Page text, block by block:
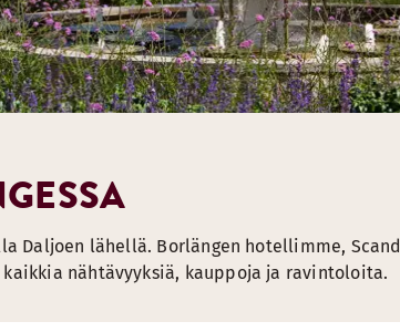
Daljoen lähellä. Borlängen hotellimme,
nähtävyyksiä, kauppoja ja ravintoloita.